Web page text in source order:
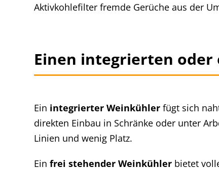
Aktivkohlefilter fremde Gerüche aus der
Einen integrierten
Ein integrierter Weinkühler fügt sich
direkten Einbau in Schränke oder unter
Linien und wenig Platz.
Ein frei stehender Weinkühler bietet